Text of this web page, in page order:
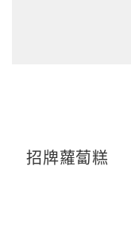
招牌蘿蔔糕